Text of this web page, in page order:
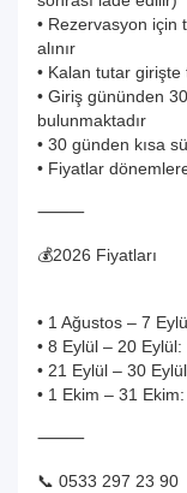
• Rezervasyon için
alınır
• Kalan tutar girişte
• Giriş gününden
bulunmaktadır
• 30 günden kısa
• Fiyatlar
⸻
💰2026 Fiyatları
• 1 Ağustos – 7
• 8 Eylül – 20
• 21 Eylül – 30
• 1 Ekim – 31
⸻
📞 0533 297 23 90